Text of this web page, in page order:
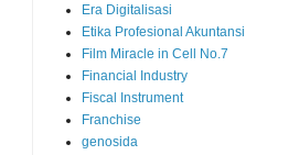
Era Digitalisasi
Etika Profesional Akuntansi
Film Miracle in Cell No.7
Financial Industry
Fiscal Instrument
Franchise
genosida